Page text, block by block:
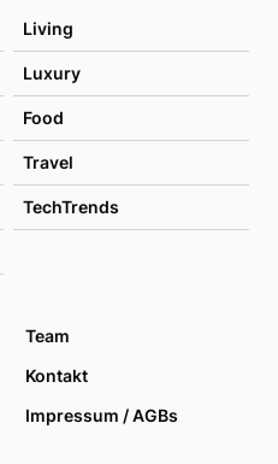
Living
Luxury
Food
Travel
TechTrends
Team
Kontakt
Impressum / AGBs